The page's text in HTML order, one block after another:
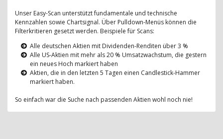
Unser Easy-Scan unterstützt fundamentale und technische
Kennzahlen sowie Chartsignal. Über Pulldown-Menüs können die
Filterkritieren gesetzt werden. Beispiele für Scans:
Alle deutschen Aktien mit Dividenden-Renditen über 3 %
Alle US-Aktien mit mehr als 20 % Umsatzwachstum, die gestern
ein neues Hoch markiert haben
Aktien, die in den letzten 5 Tagen einen Candlestick-Hammer
markiert haben.
So einfach war die Suche nach passenden Aktien wohl noch nie!